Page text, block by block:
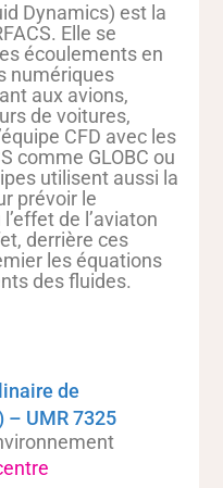
Dynamics) est la
Elle se
écoulements en
numériques
aux avions,
de voitures,
CFD avec les
comme GLOBC ou
utilisent aussi la
prévoir le
de l’aviaton
derrière ces
les équations
des fluides.
de
– UMR 7325